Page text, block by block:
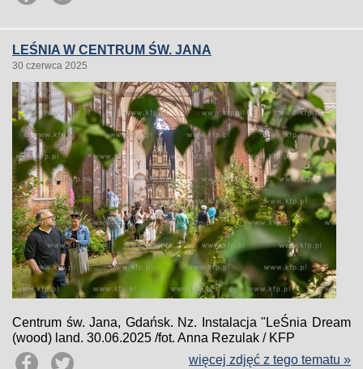
LEŚNIA W CENTRUM ŚW. JANA
30 czerwca 2025
Centrum św. Jana, Gdańsk. Nz. Instalacja "LeŚnia Dream
(wood) land. 30.06.2025 /fot. Anna Rezulak / KFP
więcej zdjęć z tego tematu »